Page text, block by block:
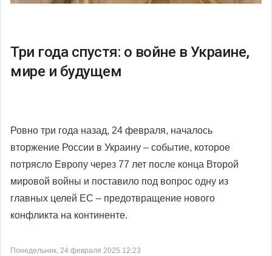
Три года спустя: о войне в Украине,
мире и будущем
Ровно три года назад, 24 февраля, началось
вторжение России в Украину – событие, которое
потрясло Европу через 77 лет после конца Второй
мировой войны и поставило под вопрос одну из
главных целей ЕС – предотвращение нового
конфликта на континенте.
Понедельник, 24 февраля 2025 12:23